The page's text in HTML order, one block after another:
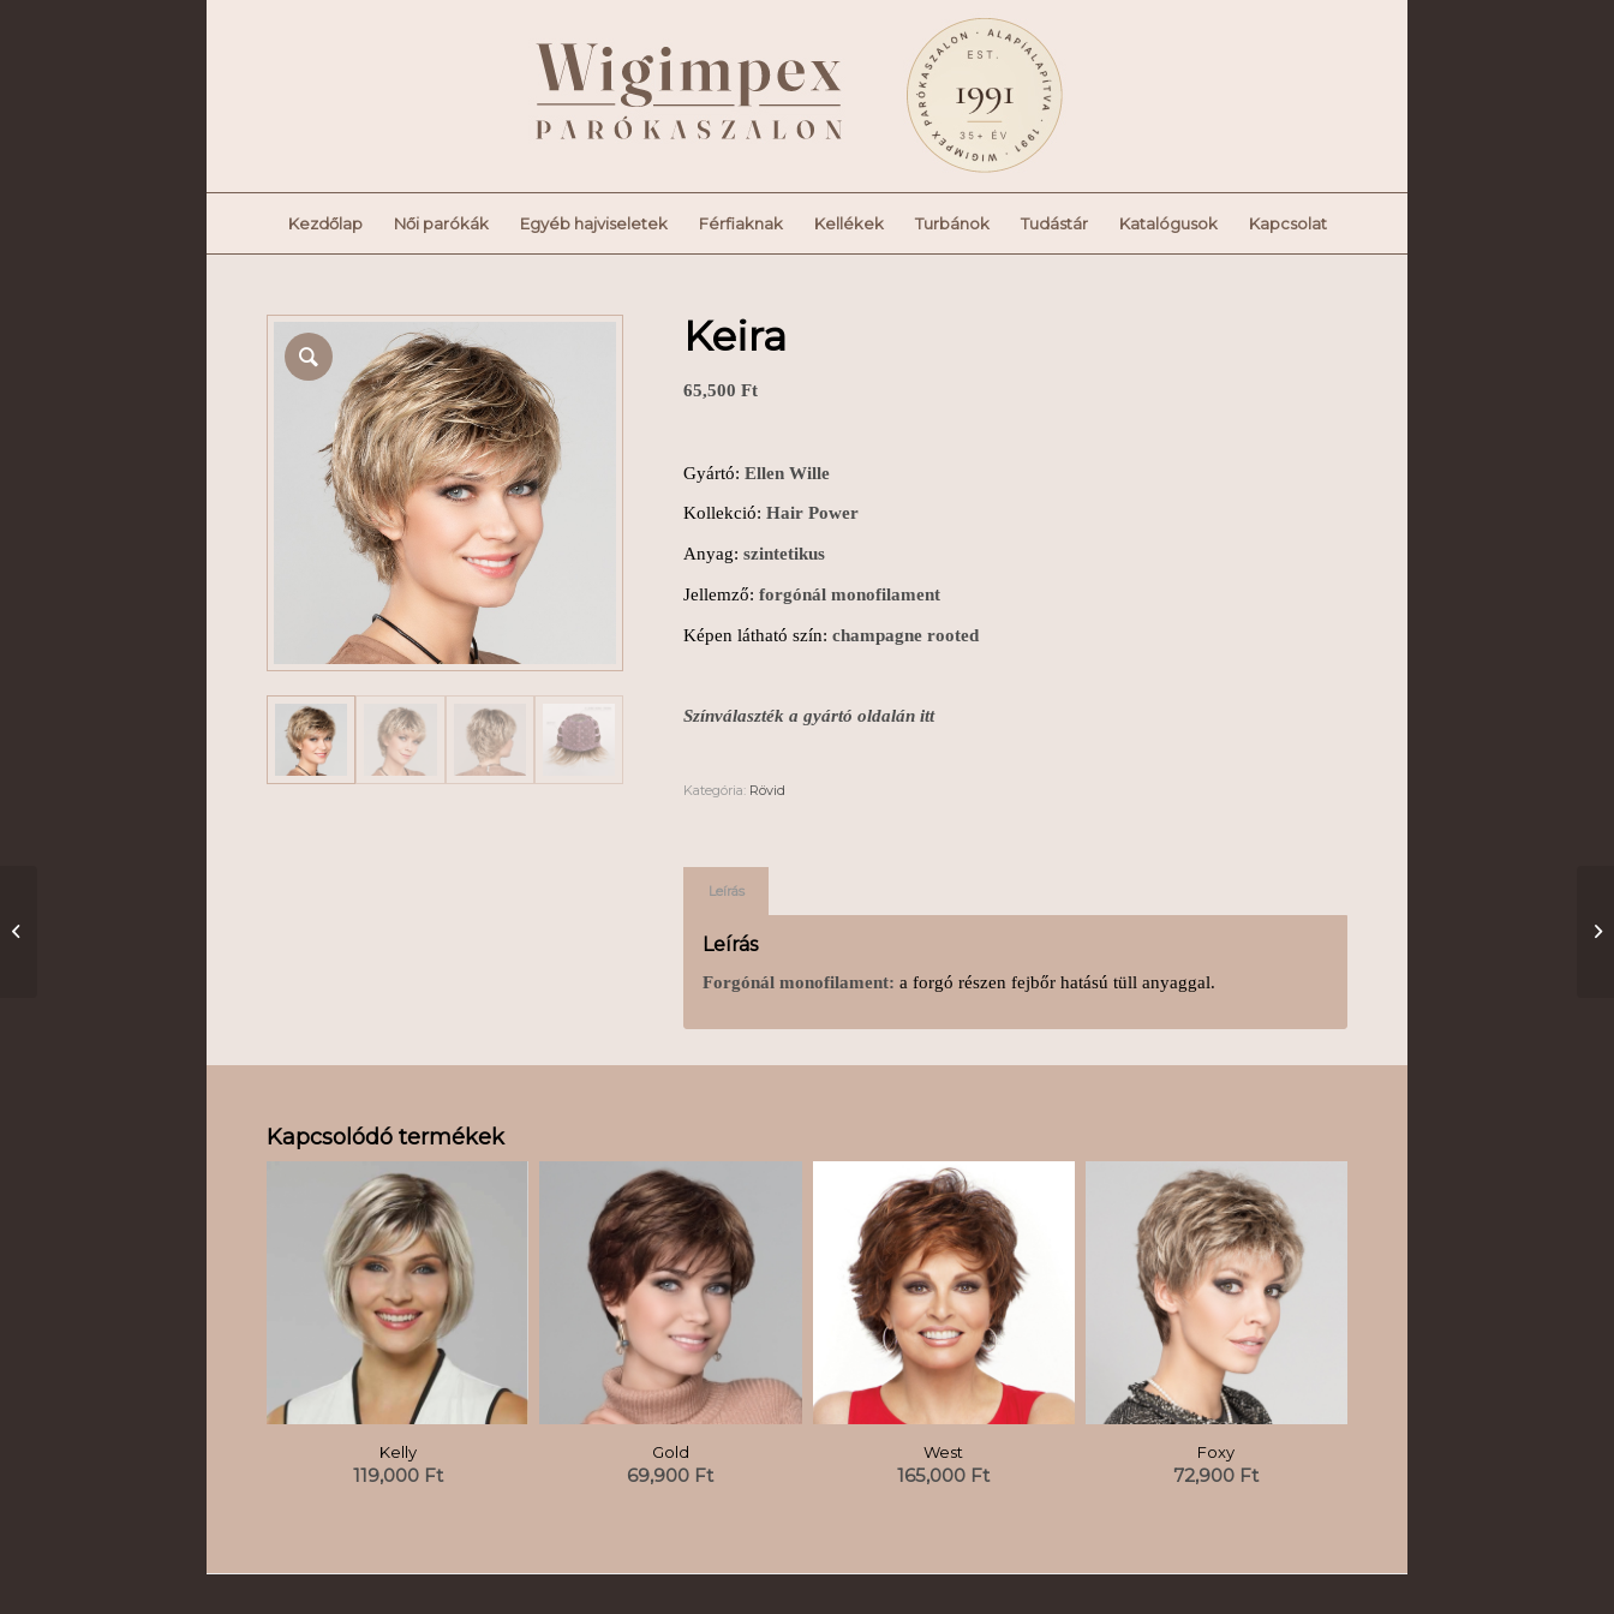
Kezdőlap Női parókák Egyéb hajviseletek Férfiaknak Kellékek Turbánok Tudástár Katalógusok Kapcsolat
Keira
65,500 Ft
Gyártó: Ellen Wille
Kollekció: Hair Power
Anyag: szintetikus
Jellemző: forgónál monofilament
Képen látható szín: champagne rooted
Színválaszték a gyártó oldalán itt
Kategória: Rövid
Leírás
Leírás
Forgónál monofilament: a forgó részen fejbőr hatású tüll anyaggal.
Kapcsolódó termékek
Kelly
119,000 Ft
Gold
69,900 Ft
West
165,000 Ft
Foxy
72,900 Ft